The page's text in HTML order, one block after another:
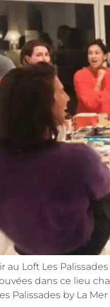
au Loft Les
dans ce lieu
Palissades by La